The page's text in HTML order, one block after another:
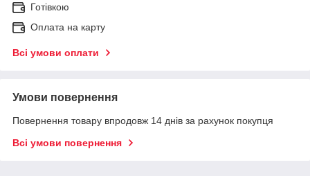
Готівкою
Оплата на карту
Всі умови оплати
Умови повернення
Повернення товару впродовж 14 днів за рахунок покупця
Всі умови повернення